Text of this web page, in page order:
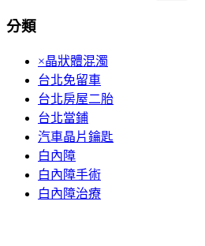
導
關
分類
×晶狀體混濁
台北免留車
台北房屋二胎
台北當鋪
汽車晶片鑰匙
白內障
白內障手術
白內障治療